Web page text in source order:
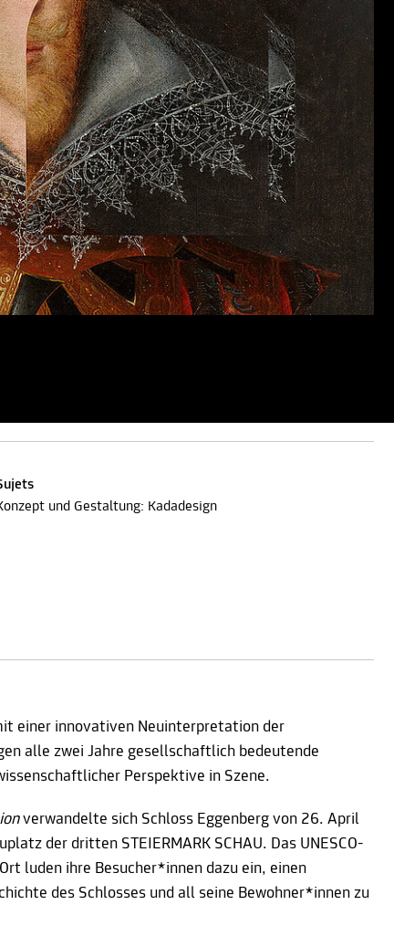
und Gestaltung: Kadadesign
einer innovativen Neuinterpretation der
alle zwei Jahre gesellschaftlich bedeutende
Perspektive in Szene.
verwandelte sich Schloss Eggenberg von 26. April
der dritten STEIERMARK SCHAU. Das UNESCO-
luden ihre Besucher*innen dazu ein, einen
des Schlosses und all seine Bewohner*innen zu